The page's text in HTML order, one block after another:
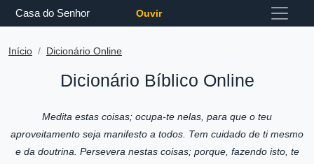
Casa do Senhor Ouvir
Início Dicionário Online
Dicionário Bíblico Online
Medita estas coisas; ocupa-te nelas, para que o teu
aproveitamento seja manifesto a todos. Tem cuidado de ti mesmo
e da doutrina. Persevera nestas coisas; porque, fazendo isto, te